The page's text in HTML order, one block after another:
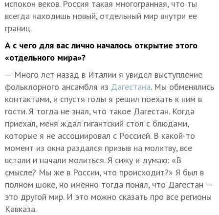
испокон веков. Россия такая многогранная, что ты
всегда находишь новый, отдельный мир внутри ее
границ.
А с чего для вас лично началось открытие этого
«отдельного мира»?
— Много лет назад в Италии я увидел выступление
фольклорного ансамбля из Дагестана. Мы обменялись
контактами, и спустя годы я решил поехать к ним в
гости. Я тогда не знал, что такое Дагестан. Когда
приехал, меня ждал гигантский стол с блюдами,
которые я не ассоциировал с Россией. В какой-то
момент из окна раздался призыв на молитву, все
встали и начали молиться. Я сижу и думаю: «В
смысле? Мы же в России, что происходит?» Я был в
полном шоке, но именно тогда понял, что Дагестан —
это другой мир. И это можно сказать про все регионы
Кавказа.